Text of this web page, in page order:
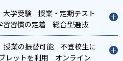
大学受験
授業・定期テスト
習習慣の定着
総合型選抜
対策 学校別特化対策
国公
共通テスト対策
英検(英語
定)対策 数学特化対策
英
授業の振替可能
不登校生に
レットを利用
オンライン